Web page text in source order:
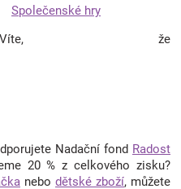
Společenské hry
Víte, že
Nadační fond Radost
20 % z celkového zisku?
nebo dětské zboží, můžete